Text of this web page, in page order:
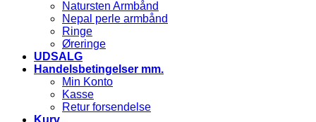
Natursten Armbånd
Nepal perle armbånd
Ringe
Øreringe
UDSALG
Handelsbetingelser mm.
Min Konto
Kasse
Retur forsendelse